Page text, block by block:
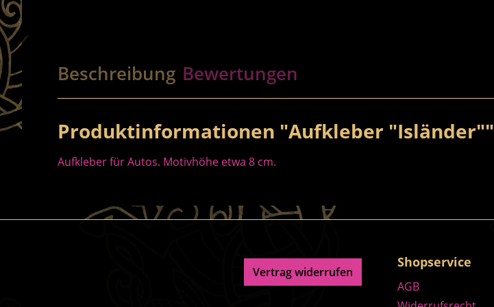
Beschreibung Bewertungen
Produktinformationen "Aufkleber "Isländer""
Aufkleber für Autos. Motivhöhe etwa 8 cm.
Vertrag widerrufen
Shopservice
AGB